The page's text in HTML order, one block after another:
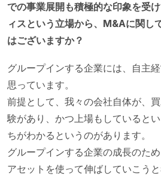
での事業展開も積極的な印象を受
ィスという立場から、M&Aに関し
はございますか？
グループインする企業には、自主
思っています。
前提として、我々の会社自体が、
験があり、かつ上場もしていると
ちがわかるというのがあります。
グループインする企業の成長のた
アセットを使って伸ばしていこう